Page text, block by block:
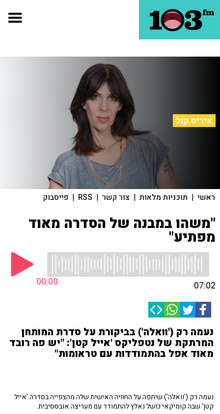
איריס קול
ראשי | תוכניות מלאות | צור קשר |
RSS
| פייסבוק
"משהו במבנה של הסדרה מאוד
מפתיע"
00:00 07:02
נעמה רק ('וואלה') בביקורת על סדרת המותחן
המרתקת של נטפליקס 'אייל קטן': "יש פה רובד
מאוד אפל בהתמודדות עם טראומות"
נעמה רק ('וואלה') שיתפה על החוויה האישית שלה מהצפייה בסדרה 'אייל
קטן' שבה קומיקאי כושל נאלץ להתמודד עם מעריצה אובססיבית.